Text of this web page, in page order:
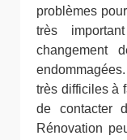
problèmes
très
changement
très difficiles à
de contacter
Rénovation